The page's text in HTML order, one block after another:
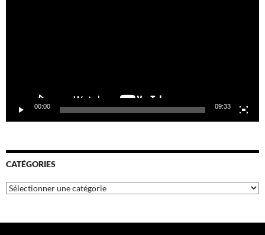
00:00 09:33
CATÉGORIES
Catégories